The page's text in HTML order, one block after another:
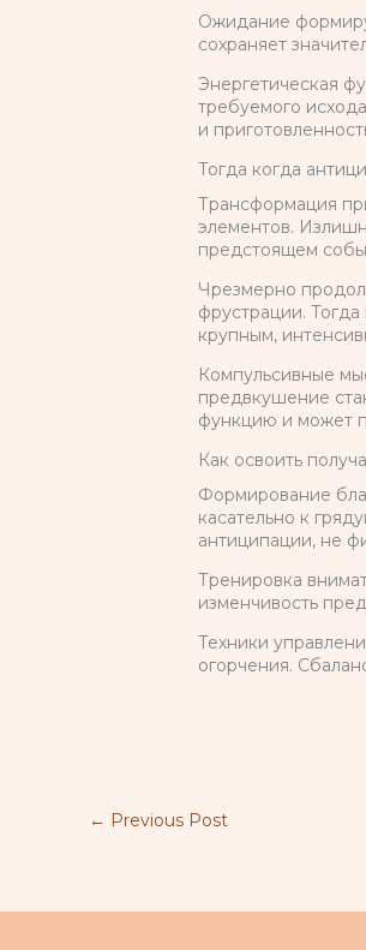
Ожидание
сохраняет
Энергетическая
требуемого
и
Тогда когда
Трансформация
элементов.
предстоящем
Чрезмерно
фрустрации.
крупным,
Компульсивные
предвкушение
функцию и может
Как освоить
Формирование
касательно к
антиципации, не
Тренировка
изменчивость
Техники
огорчения.
← Previous Post